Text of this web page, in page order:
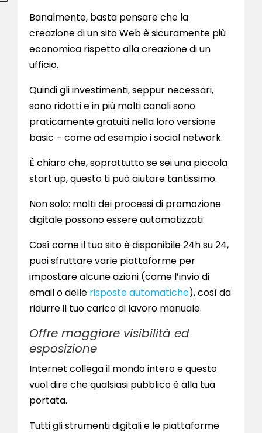
Banalmente, basta pensare che la
creazione di un sito Web è sicuramente più
economica rispetto alla creazione di un
ufficio.
Quindi gli investimenti, seppur necessari,
sono ridotti e in più molti canali sono
praticamente gratuiti nella loro versione
basic – come ad esempio i social network.
È chiaro che, soprattutto se sei una piccola
start up, questo ti può aiutare tantissimo.
Non solo: molti dei processi di promozione
digitale possono essere automatizzati.
Così come il tuo sito è disponibile 24h su 24,
puoi sfruttare varie piattaforme per
impostare alcune azioni (come l’invio di
email o delle risposte automatiche), così da
ridurre il tuo carico di lavoro manuale.
Offre maggiore visibilità ed
esposizione
Internet collega il mondo intero e questo
vuol dire che qualsiasi pubblico è alla tua
portata.
Tutti gli strumenti digitali e le piattaforme